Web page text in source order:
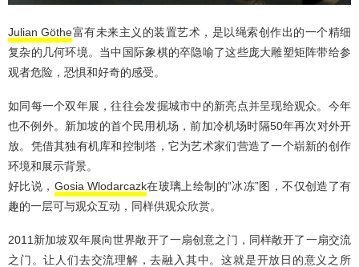
Julian Göthe富有未来主义的装置艺术，是以绳索创作出的一个精细
复杂的几何环境。当中国际象棋的卒隐喻了这些庞大雕塑矩阵带给参
观者危险，恐惧和好奇的感受。
如同每一个双年展，往往会发掘城市中的新亮点并呈现给观众。今年
也不例外。新加坡的首个民用机场，前加冷机场时隔50年再次对外开
放。凭借其独有机库和控制塔，它为艺术家们营造了一个崭新的创作
环境和展示背景。
好比说， Gosia Wlodarcazk在玻璃上绘制的“冰冻”图，不仅创造了有
趣的一层可与观众互动，同样供观众欣赏。
2011新加坡双年展向世界敞开了一扇创意之门，同样敞开了一扇交流
之门。让人们去交流理解，去融入其中。这就是开放日的意义之所